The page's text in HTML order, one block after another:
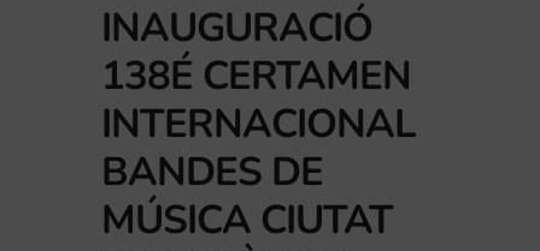
INAUGURACIÓ
138É CERTAMEN
INTERNACIONAL
BANDES DE
MÚSICA CIUTAT